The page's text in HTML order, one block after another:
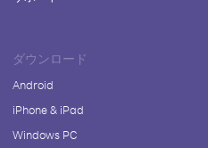
ダウンロード
Android
iPhone & iPad
Windows PC